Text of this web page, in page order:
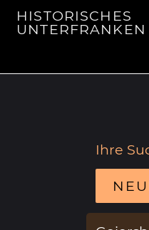
HISTORISCHES
UNTERFRANKEN
Ihre